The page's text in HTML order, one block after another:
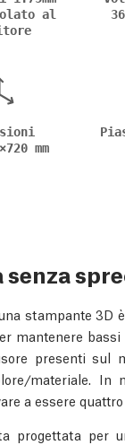
al
mm
senza
stampante 3D
mantenere
presenti sul
materiale. In
a essere
progettata per